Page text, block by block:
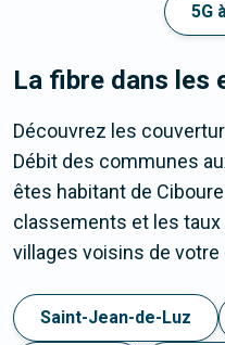
5G
La fibre dans les
Découvrez les
Débit des communes
êtes habitant de
classements et les
villages voisins de
Saint-Jean-de-Luz